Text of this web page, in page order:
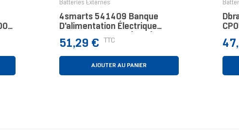
Batteries Externes
4smarts 541409 Banque
D'alimentation Électrique
Lithium Polymère (LiPo)
20000 MAh Gris
Prix
51,29 € TTC
AJOUTER AU PANIER